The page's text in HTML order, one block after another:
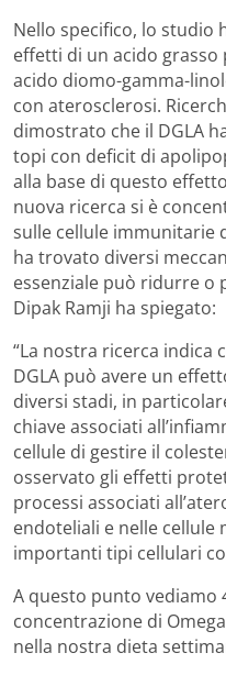
Nello specifico, lo studio
effetti di un acido
acido diomo-gamma-
con aterosclerosi.
dimostrato che il DGLA
topi con deficit di
alla base di questo
nuova ricerca si è
sulle cellule immunitarie
ha trovato diversi
essenziale può ridurre o
Dipak Ramji ha spiegato:
“La nostra ricerca indica
DGLA può avere un
diversi stadi, in
chiave associati
cellule di gestire il
osservato gli effetti
processi associati
endoteliali e nelle cellule
importanti tipi cellulari
A questo punto vediamo
concentrazione di
nella nostra dieta